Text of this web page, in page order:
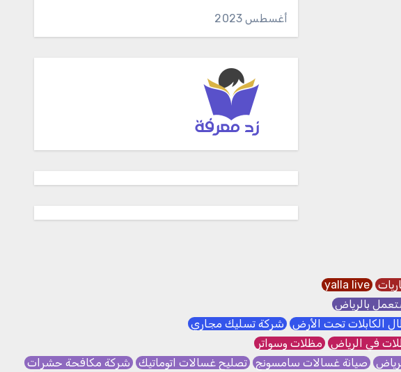
أغسطس 2023
yalla live
بالرياض
الكابلات تحت الأرض شركة تسليك مجاري
في الرياض مظلات وسواتر
صيانة غسالات سامسونج تصليح غسالات اتوماتيك شركة مكافحة حشرات